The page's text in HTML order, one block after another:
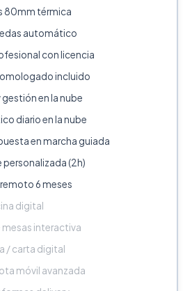
80mm térmica
automático
con licencia
incluido
en la nube
diario en la nube
en marcha guiada
(2h)
6 meses
digital
mesas interactiva
/ carta digital
móvil avanzada